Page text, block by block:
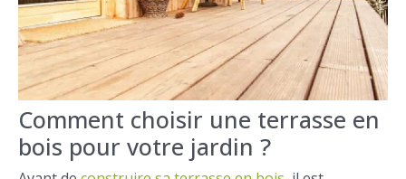
Comment choisir une terrasse en
bois pour votre jardin ?